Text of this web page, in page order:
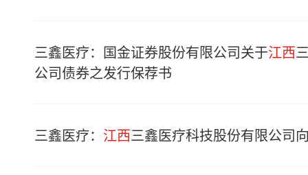
三鑫医疗：国金证券股份有限公司关于江西
公司债券之发行保荐书
三鑫医疗： 江西三鑫医疗科技股份有限公司